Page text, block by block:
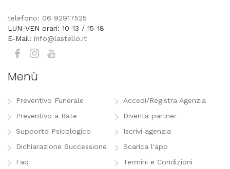
telefono: 06 92917525
LUN-VEN orari: 10-13 / 15-18
E-Mail: info@lastello.it
Menù
Preventivo Funerale
Preventivo a Rate
Supporto Psicologico
Dichiarazione Successione
Faq
Accedi/Registra Agenzia
Diventa partner
Iscrivi agenzia
Scarica l'app
Termini e Condizioni